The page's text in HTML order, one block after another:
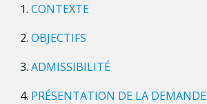
CONTEXTE
OBJECTIFS
ADMISSIBILITÉ
PRÉSENTATION DE LA DEMANDE